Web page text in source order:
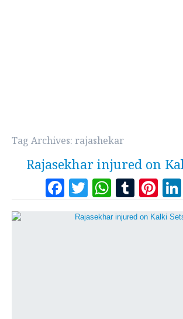
Tag Archives: rajashekar
Rajasekhar injured on
Facebook
Twitter